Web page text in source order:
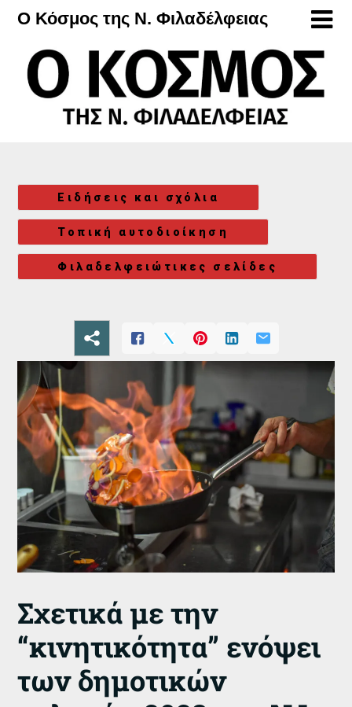
Μετάβαση
περιεχόμενο
Ο Κόσμος της Ν. Φιλαδέλφειας
Ειδήσεις και σχόλια
Τοπική αυτοδιοίκηση
Φιλαδελφειώτικες σελίδες
Σχετικά με την
“κινητικότητα” ενόψει
των δημοτικών